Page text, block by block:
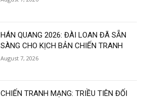
HÁN QUANG 2026: ĐÀI LOAN ĐÃ SẴN
SÀNG CHO KỊCH BẢN CHIẾN TRANH
August 7, 2026
CHIẾN TRANH MẠNG: TRIỀU TIÊN ĐỐI